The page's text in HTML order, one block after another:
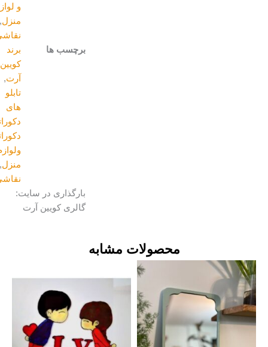
و لوازم
منزل,
نقاشی
برچسب ها
برند
کویین
آرت,
تابلو
های
دکوراتیو ,
دکوراتیو
ولوازم
منزل,
نقاشی
بارگذاری در سایت:
گالری کویین آرت
محصولات مشابه